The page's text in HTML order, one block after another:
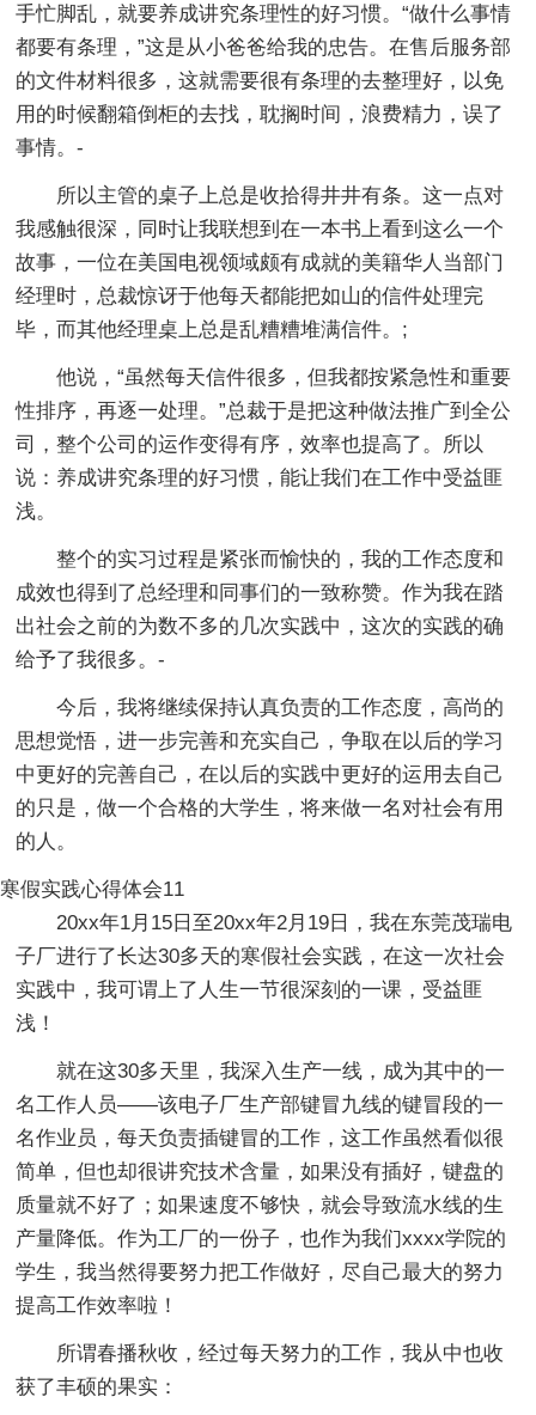
手忙脚乱，就要养成讲究条理性的好习惯。“做什么事情
都要有条理，”这是从小爸爸给我的忠告。在售后服务部
的文件材料很多，这就需要很有条理的去整理好，以免
用的时候翻箱倒柜的去找，耽搁时间，浪费精力，误了
事情。-
所以主管的桌子上总是收拾得井井有条。这一点对
我感触很深，同时让我联想到在一本书上看到这么一个
故事，一位在美国电视领域颇有成就的美籍华人当部门
经理时，总裁惊讶于他每天都能把如山的信件处理完
毕，而其他经理桌上总是乱糟糟堆满信件。;
他说，“虽然每天信件很多，但我都按紧急性和重要
性排序，再逐一处理。”总裁于是把这种做法推广到全公
司，整个公司的运作变得有序，效率也提高了。所以
说：养成讲究条理的好习惯，能让我们在工作中受益匪
浅。
整个的实习过程是紧张而愉快的，我的工作态度和
成效也得到了总经理和同事们的一致称赞。作为我在踏
出社会之前的为数不多的几次实践中，这次的实践的确
给予了我很多。-
今后，我将继续保持认真负责的工作态度，高尚的
思想觉悟，进一步完善和充实自己，争取在以后的学习
中更好的完善自己，在以后的实践中更好的运用去自己
的只是，做一个合格的大学生，将来做一名对社会有用
的人。
寒假实践心得体会11
20xx年1月15日至20xx年2月19日，我在东莞茂瑞电
子厂进行了长达30多天的寒假社会实践，在这一次社会
实践中，我可谓上了人生一节很深刻的一课，受益匪
浅！
就在这30多天里，我深入生产一线，成为其中的一
名工作人员——该电子厂生产部键冒九线的键冒段的一
名作业员，每天负责插键冒的工作，这工作虽然看似很
简单，但也却很讲究技术含量，如果没有插好，键盘的
质量就不好了；如果速度不够快，就会导致流水线的生
产量降低。作为工厂的一份子，也作为我们xxxx学院的
学生，我当然得要努力把工作做好，尽自己最大的努力
提高工作效率啦！
所谓春播秋收，经过每天努力的工作，我从中也收
获了丰硕的果实：